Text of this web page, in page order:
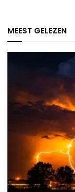
MEEST GELEZEN